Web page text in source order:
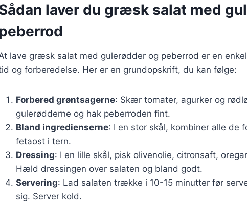
laver du græsk salat med
lave græsk salat med gulerødder og peberrod er en
og forberedelse. Her er en grundopskrift, du kan følge:
Forbered grøntsagerne: Skær tomater, agurker og
gulerødderne og hak peberroden fint.
Bland ingredienserne: I en stor skål, kombiner alle
fetaost i tern.
Dressing: I en lille skål, pisk olivenolie, citronsaft,
Hæld dressingen over salaten og bland godt.
Servering: Lad salaten trække i 10-15 minutter før
sig. Server kold.